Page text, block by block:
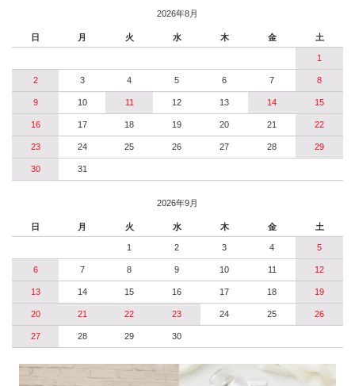
2026年8月
日 月 火 水 木 金 土
1
2 3 4 5 6 7 8
9 10 11 12 13 14 15
16 17 18 19 20 21 22
23 24 25 26 27 28 29
30 31
2026年9月
日 月 火 水 木 金 土
1 2 3 4 5
6 7 8 9 10 11 12
13 14 15 16 17 18 19
20 21 22 23 24 25 26
27 28 29 30